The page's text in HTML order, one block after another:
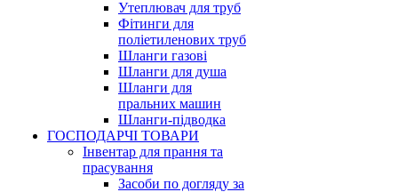
Утеплювач для труб
Фітинги для
поліетиленових труб
Шланги газові
Шланги для душа
Шланги для
пральних машин
Шланги-підводка
ГОСПОДАРЧІ ТОВАРИ
Інвентар для прання та
прасування
Засоби по догляду за